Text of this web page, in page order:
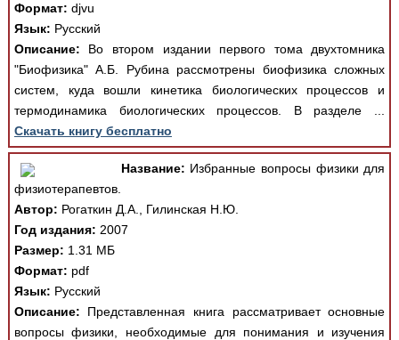
Формат: djvu
Язык: Русский
Описание: Во втором издании первого тома двухтомника
"Биофизика" А.Б. Рубина рассмотрены биофизика сложных
систем, куда вошли кинетика биологических процессов и
термодинамика биологических процессов. В разделе ...
Скачать книгу бесплатно
Название: Избранные вопросы физики для
физиотерапевтов.
Автор: Рогаткин Д.А., Гилинская Н.Ю.
Год издания: 2007
Размер: 1.31 МБ
Формат: pdf
Язык: Русский
Описание: Представленная книга рассматривает основные
вопросы физики, необходимые для понимания и изучения